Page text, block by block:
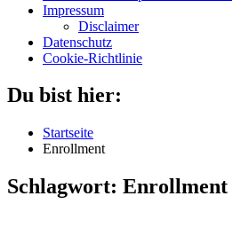
Impressum
Disclaimer
Datenschutz
Cookie-Richtlinie
Du bist hier:
Startseite
Enrollment
Schlagwort: Enrollment